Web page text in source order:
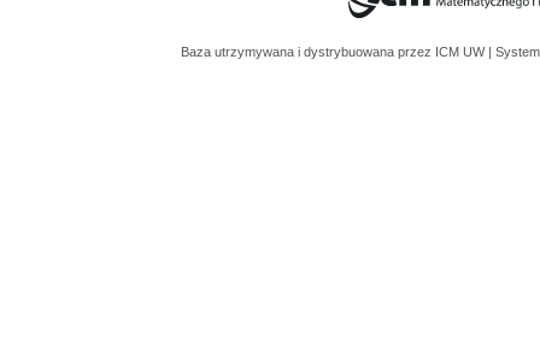
Baza utrzymywana i dystrybuowana przez ICM UW |